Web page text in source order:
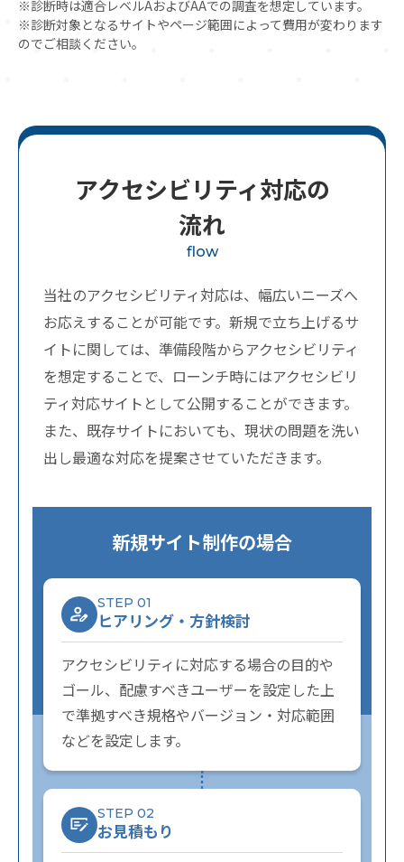
診断時は適合レベルAおよびAAでの調査を想定しています。
診断対象となるサイトやページ範囲によって費用が変わります
のでご相談ください。
アクセシビリティ対応の
流れ
flow
当社のアクセシビリティ対応は、幅広いニーズへ
お応えすることが可能です。 新規で立ち上げるサ
イトに関しては、準備段階からアクセシビリティ
を想定することで、 ローンチ時にはアクセシビリ
ティ対応サイトとして公開することができます。
また、既存サイトにおいても、現状の問題を洗い
出し最適な対応を提案させていただきます。
新規サイト制作の場合
STEP 01
ヒアリング・方針検討
アクセシビリティに対応する場合の目的や
ゴール、配慮すべきユーザーを設定した上
で準拠すべき規格やバージョン・対応範囲
などを設定します。
STEP 02
お見積もり